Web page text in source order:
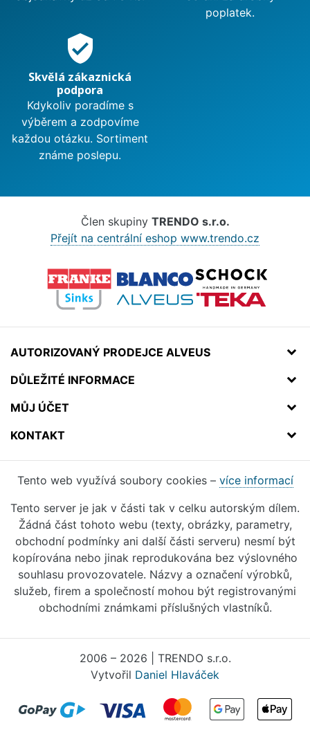
poplatek.
verified_user
Skvělá zákaznická
podpora
Kdykoliv poradíme s
výběrem a zodpovíme
každou otázku. Sortiment
známe poslepu.
Člen skupiny TRENDO s.r.o.
Přejít na centrální eshop www.trendo.cz
AUTORIZOVANÝ PRODEJCE ALVEUS
DŮLEŽITÉ INFORMACE
MŮJ ÚČET
KONTAKT
Tento web využívá soubory cookies – více informací
Tento server je jak v části tak v celku autorským dílem.
Žádná část tohoto webu (texty, obrázky, parametry,
obchodní podmínky ani další části serveru) nesmí být
kopírována nebo jinak reprodukována bez výslovného
souhlasu provozovatele. Názvy a označení výrobků,
služeb, firem a společností mohou být registrovanými
obchodními známkami příslušných vlastníků.
2006 – 2026 | TRENDO s.r.o.
Vytvořil Daniel Hlaváček